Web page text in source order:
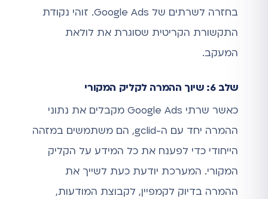
בחזרה לשרתים של Google Ads. זוהי נקודת
התקשורת הקריטית שסוגרת את לולאת
המעקב.
שלב 6: שיוך ההמרה לקליק המקורי
כאשר שרתי Google Ads מקבלים את נתוני
ההמרה יחד עם ה-gclid, הם משתמשים במזהה
הייחודי כדי לפענח את כל המידע על הקליק
המקורי. המערכת יודעת כעת לשייך את
ההמרה בדיוק לקמפיין, לקבוצת המודעות,